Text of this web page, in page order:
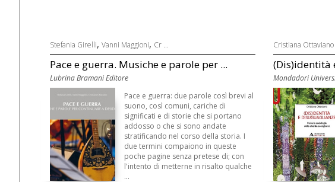
Stefania Girelli, Vanni Maggioni, Cr ...
Pace e guerra. Musiche e parole per ...
Lubrina Bramani Editore
Pace e guerra: due parole così brevi al
suono, così comuni, cariche di
significati e di storie che si portano
addosso o che si sono andate
stratificando nel corso della storia. I
due termini compaiono in queste
poche pagine senza pretese di; con
l'intento di metterne in risalto qualche
...
Cristiana Ottaviano
(Dis)identità
Mondadori